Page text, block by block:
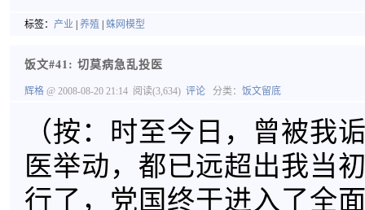
标签： 产业 养殖 蛛网模型
饭文#41: 切莫病急乱投医
辉格 @ 2008-08-20 21:14 阅读(3,634) 评论 分类： 饭文留底
（按：时至今日，曾被我
医举动，都已远超出我当
行了，党国终于进入了全